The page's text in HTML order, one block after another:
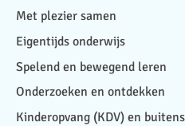
Met plezier samen
Eigentijds onderwijs
Spelend en bewegend leren
Onderzoeken en ontdekken
Kinderopvang (KDV) en